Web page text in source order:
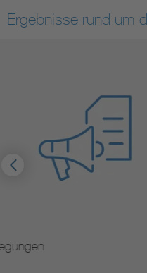
Ergebnisse rund um
Hinweise zur